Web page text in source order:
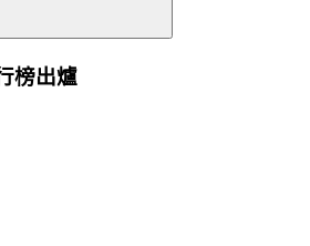
榜出爐